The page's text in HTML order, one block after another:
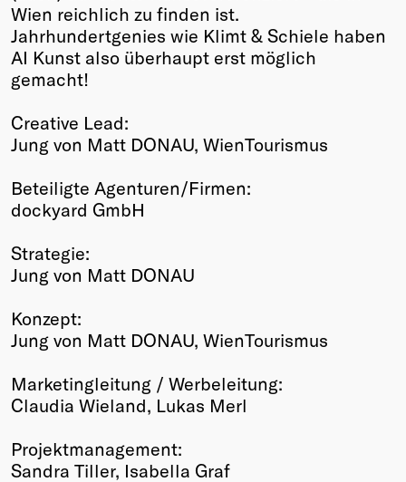
Wien reichlich zu finden ist.
Jahrhundertgenies wie Klimt & Schiele haben
AI Kunst also überhaupt erst möglich
gemacht!
Creative Lead:
Jung von Matt DONAU, WienTourismus
Beteiligte Agenturen/Firmen:
dockyard GmbH
Strategie:
Jung von Matt DONAU
Konzept:
Jung von Matt DONAU, WienTourismus
Marketingleitung / Werbeleitung:
Claudia Wieland, Lukas Merl
Projektmanagement:
Sandra Tiller, Isabella Graf